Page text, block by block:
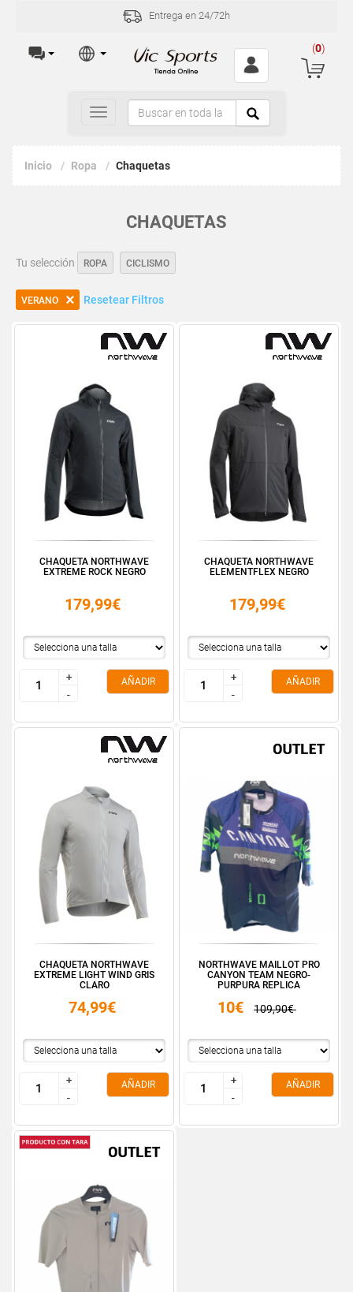
Entrega en 24/72h
(0)
Toggle
navigation
Inicio Ropa Chaquetas
CHAQUETAS
Tu selección ROPA CICLISMO
VERANO Resetear Filtros
CHAQUETA NORTHWAVE
EXTREME ROCK NEGRO
179,99€
+
-
+
-
AÑADIR
CHAQUETA NORTHWAVE
ELEMENTFLEX NEGRO
179,99€
+
-
+
-
AÑADIR
CHAQUETA NORTHWAVE
EXTREME LIGHT WIND GRIS
CLARO
74,99€
+
-
+
-
AÑADIR
NORTHWAVE MAILLOT PRO
CANYON TEAM NEGRO-
PURPURA REPLICA
10€ 109,90€
+
-
+
-
AÑADIR